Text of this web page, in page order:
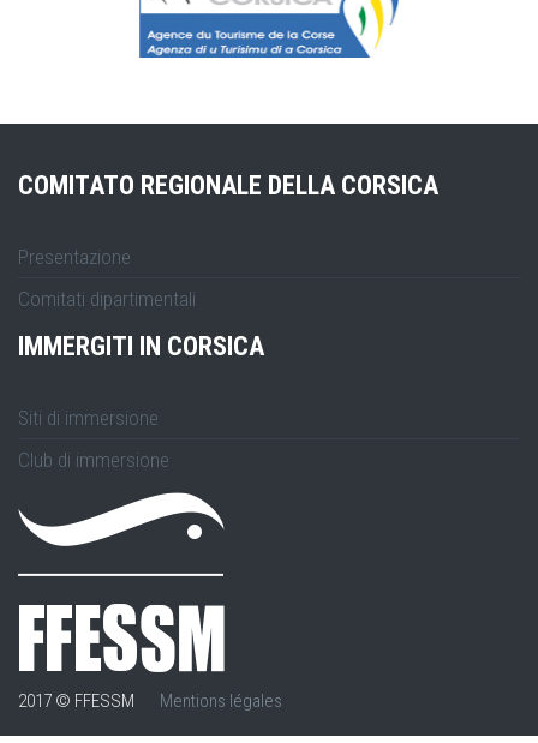
COMITATO REGIONALE DELLA CORSICA
Presentazione
Comitati dipartimentali
IMMERGITI IN CORSICA
Siti di immersione
Club di immersione
2017 © FFESSM Mentions légales